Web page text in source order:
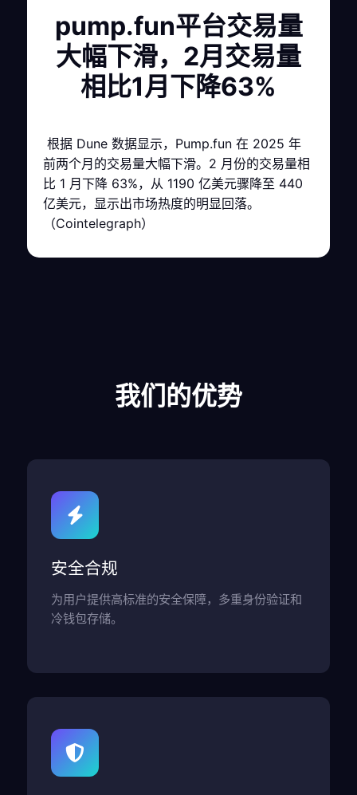
pump.fun平台交易量
大幅下滑，2月交易量
相比1月下降63%
根据 Dune 数据显示，Pump.fun 在 2025 年
前两个月的交易量大幅下滑。2 月份的交易量相
比 1 月下降 63%，从 1190 亿美元骤降至 440
亿美元，显示出市场热度的明显回落。
（Cointelegraph）
我们的优势
安全合规
为用户提供高标准的安全保障，多重身份验证和
冷钱包存储。